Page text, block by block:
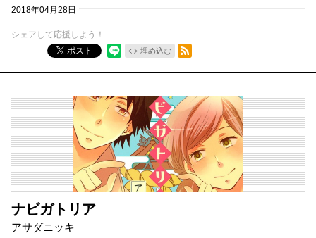
2018年04月28日
シェアして応援しよう！
ポスト
埋め込む
RSSフィード
ナビガトリア
アサダニッキ